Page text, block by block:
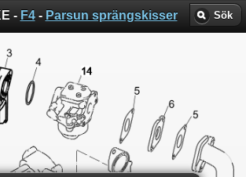
- F4- Parsun sprängskisser Sök